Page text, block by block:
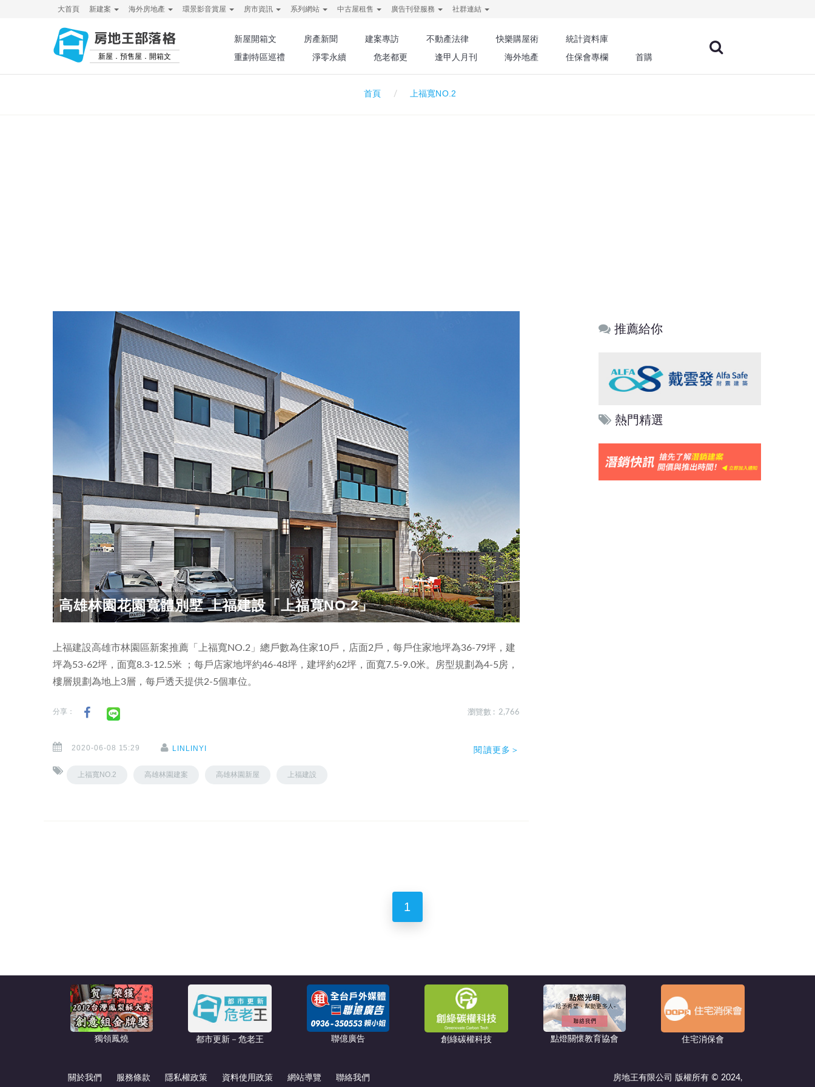
大首頁 新建案 海外房地產 環景影音賞屋 房市資訊 系列網站 中古屋租售 廣告刊登服務 社群連結
房地王部落格
新屋．預售屋．開箱文
新屋開箱文 房產新聞 建案專訪 不動產法律 快樂購屋術
統計資料庫
重劃特區巡禮
淨零永續 危老都更 逢甲人月刊 海外地產 住保會專欄 首購
首頁 上福寬NO.2
高雄林園花園寬體別墅 上福建設「上福寬NO.2」
上福建設高雄市林園區新案推薦「上福寬NO.2」總戶數為住家10戶，店面2戶，每戶住家地坪為36-79坪，建
坪為53-62坪，面寬8.3-12.5米 ；每戶店家地坪約46-48坪，建坪約62坪，面寬7.5-9.0米。房型規劃為4-5房，
樓層規劃為地上3層，每戶透天提供2-5個車位。
分享： 瀏覽數 : 2,766
2020-06-08 15:29 LINLINYI
上福寬NO.2 高雄林園建案 高雄林園新屋 上福建設
閱讀更多＞
推薦給你
熱門精選
1
獨領鳳燒 都市更新－危老王 聯億廣告 創綠碳權科技 點燈關懷教育協會 住宅消保會
關於我們 服務條款 隱私權政策 資料使用政策 網站導覽 聯絡我們 房地王有限公司 版權所有 © 2024,